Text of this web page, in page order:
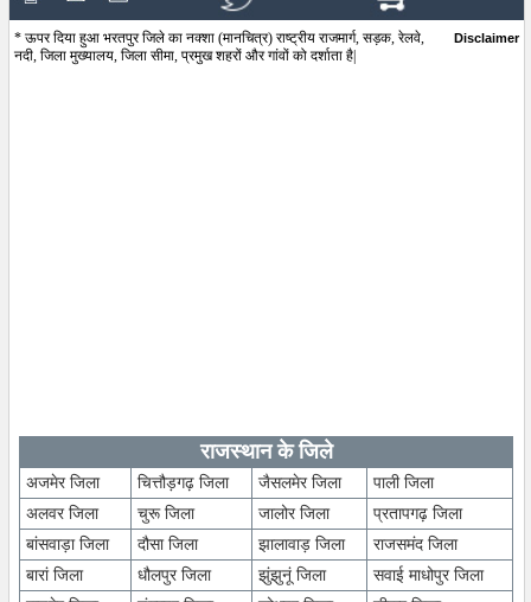
* ऊपर दिया हुआ भरतपुर जिले का नक्शा (मानचित्र) राष्ट्रीय राजमार्ग, सड़क, रेलवे,
नदी, जिला मुख्यालय, जिला सीमा, प्रमुख शहरों और गांवों को दर्शाता है|
Disclaimer
राजस्थान के जिले
अजमेर जिला चित्तौड़गढ़ जिला जैसलमेर जिला
पाली जिला
अलवर जिला
चुरू जिला जालोर जिला
प्रतापगढ़ जिला
बांसवाड़ा जिला
दौसा जिला झालावाड़ जिला
राजसमंद जिला
बारां जिला
धौलपुर जिला झुंझुनूं जिला
सवाई माधोपुर जिला